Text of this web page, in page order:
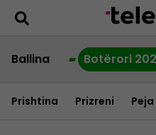
Ballina Botërori
Prishtina Prizreni Peja